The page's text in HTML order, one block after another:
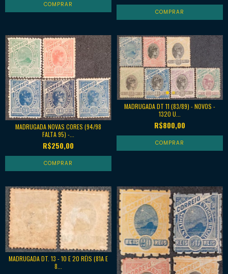
MADRUGADA NOVAS CORES (94/98
FALTA 95) -...
R$250,00
MADRUGADA DT 11 (83/89) - NOVOS -
1320 U...
R$800,00
MADRUGADA DT. 13 - 10 E 20 RÉIS (81A E
8...